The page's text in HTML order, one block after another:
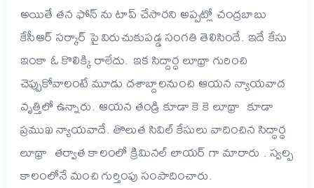
అయితే తన ఫోన్ ను టాప్ చేసారని అప్పట్లో చంద్రబాబు
కేసీఆర్ సర్కార్ పై విరుచుకుపడ్డ సంగతి తెలిసిందే. ఇదే కేసు
ఇంకా ఓ కొలిక్కి రాలేదు. ఇక సిద్దార్ధ లూథ్రా గురించి
చెప్పుకోవాలంటే మూడు దశాబ్దాలనుంచి ఆయన న్యాయవాద
వృత్తిలో ఉన్నారు. ఆయన తండ్రి కూడా కె కె లూథ్రా కూడా
ప్రముఖ న్యాయవాదే. తొలుత సివిల్ కేసులు వాదించిన సిద్ధార్ధ
లూథ్రా తర్వాత కాలంలో క్రిమినల్ లాయర్ గా మారారు . స్వల్ప
కాలంలోనే మంచి గుర్తింపు సంపాదించారు.